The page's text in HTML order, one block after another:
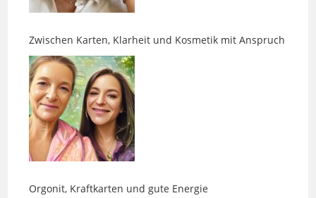
Zwischen Karten, Klarheit und Kosmetik mit Anspruch
Orgonit, Kraftkarten und gute Energie